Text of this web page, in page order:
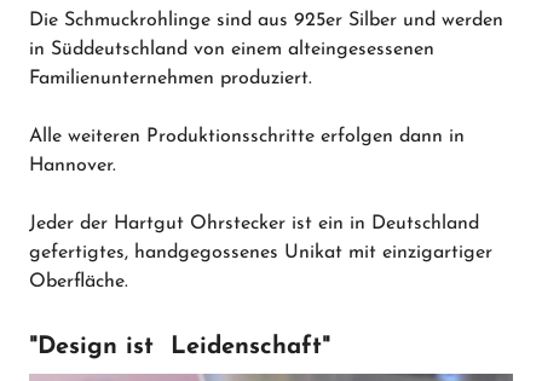
Die Schmuckrohlinge sind aus 925er Silber und werden
in Süddeutschland von einem alteingesessenen
Familienunternehmen produziert.
Alle weiteren Produktionsschritte erfolgen dann in
Hannover.
Jeder der Hartgut Ohrstecker ist ein in Deutschland
gefertigtes, handgegossenes Unikat mit einzigartiger
Oberfläche.
"Design ist Leidenschaft"